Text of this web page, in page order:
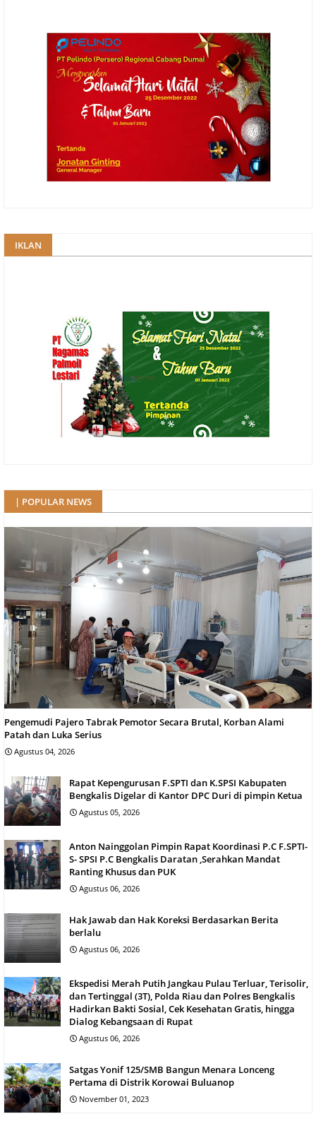
IKLAN
| POPULAR NEWS
Pengemudi Pajero Tabrak Pemotor Secara Brutal, Korban Alami
Patah dan Luka Serius
Agustus 04, 2026
Rapat Kepengurusan F.SPTI dan K.SPSI Kabupaten
Bengkalis Digelar di Kantor DPC Duri di pimpin Ketua
Agustus 05, 2026
Anton Nainggolan Pimpin Rapat Koordinasi P.C F.SPTI-
S- SPSI P.C Bengkalis Daratan ,Serahkan Mandat
Ranting Khusus dan PUK
Agustus 06, 2026
Hak Jawab dan Hak Koreksi Berdasarkan Berita
berlalu
Agustus 06, 2026
Ekspedisi Merah Putih Jangkau Pulau Terluar, Terisolir,
dan Tertinggal (3T), Polda Riau dan Polres Bengkalis
Hadirkan Bakti Sosial, Cek Kesehatan Gratis, hingga
Dialog Kebangsaan di Rupat
Agustus 06, 2026
Satgas Yonif 125/SMB Bangun Menara Lonceng
Pertama di Distrik Korowai Buluanop
November 01, 2023